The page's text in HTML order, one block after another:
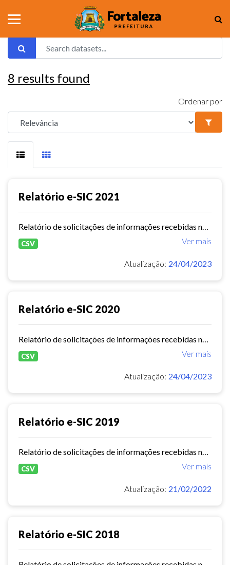
8 results found
Ordenar por
Relatório e-SIC 2021
Ver mais
CSV
Atualização: 24/04/2023
Relatório e-SIC 2020
Ver mais
CSV
Atualização: 24/04/2023
Relatório e-SIC 2019
Ver mais
CSV
Atualização: 21/02/2022
Relatório e-SIC 2018